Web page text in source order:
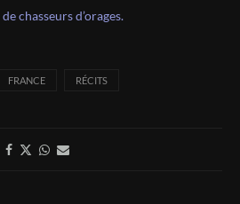
chasseurs d’orages.
FRANCE RÉCITS